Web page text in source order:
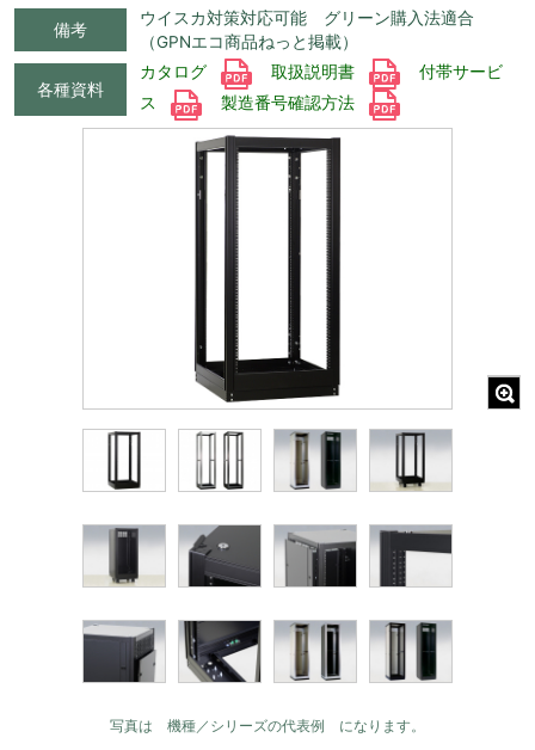
備考
ウイスカ対策対応可能 グリーン購入法適合
（GPNエコ商品ねっと掲載）
各種資料
カタログ 取扱説明書
付帯サービ
ス
製造番号確認方法
写真は 機種／シリーズの代表例 になります。